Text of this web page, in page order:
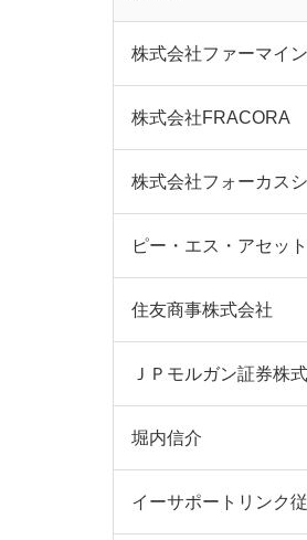
株式会社ファーマイ
株式会社FRACORA
株式会社フォーカス
ピー・エス・アセッ
住友商事株式会社
ＪＰモルガン証券株
堀内信介
イーサポートリンク